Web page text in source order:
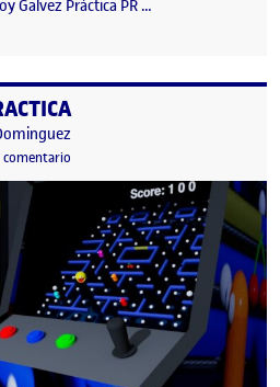
Galvez Práctica PR …
diciembre, 2021 10:06 pm
comentario